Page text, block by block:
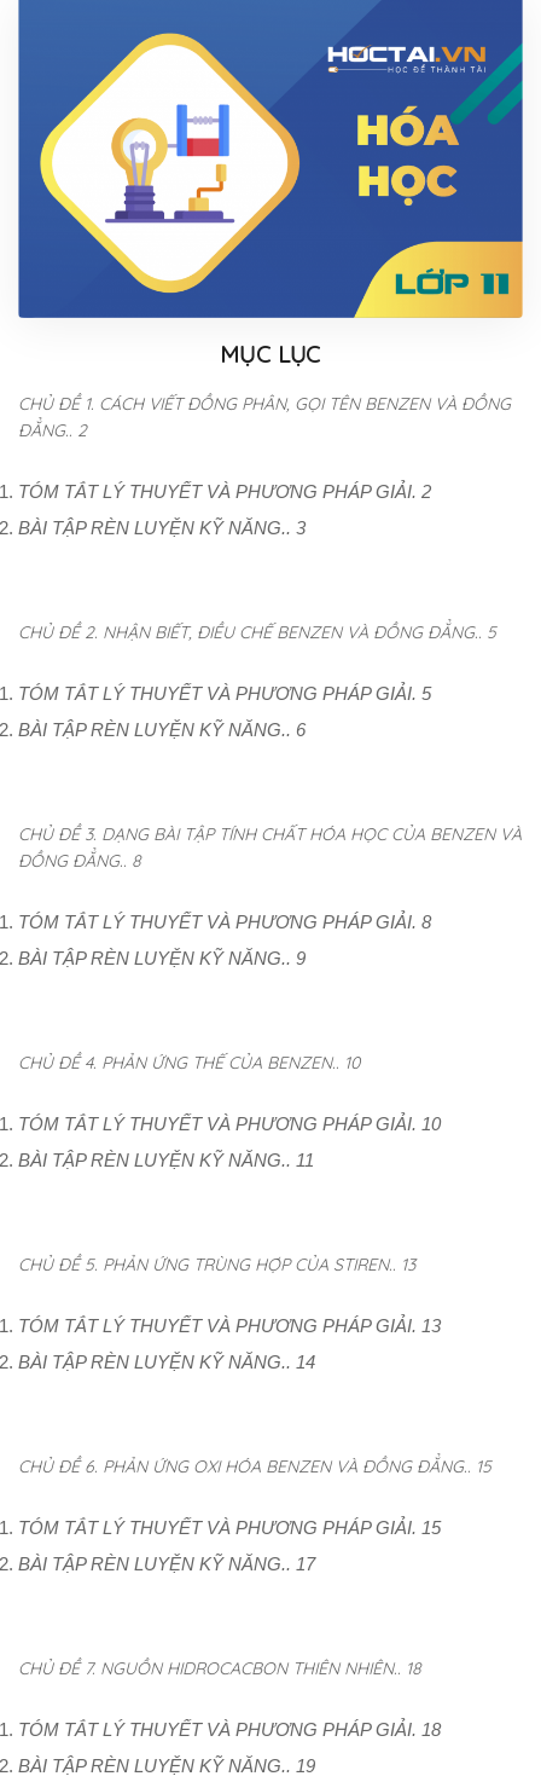
MỤC LỤC
CHỦ ĐỀ 1. CÁCH VIẾT ĐỒNG PHÂN, GỌI TÊN BENZEN VÀ ĐỒNG
ĐẲNG.. 2
TÓM TẮT LÝ THUYẾT VÀ PHƯƠNG PHÁP GIẢI. 2
BÀI TẬP RÈN LUYỆN KỸ NĂNG.. 3
CHỦ ĐỀ 2. NHẬN BIẾT, ĐIỀU CHẾ BENZEN VÀ ĐỒNG ĐẲNG.. 5
TÓM TẮT LÝ THUYẾT VÀ PHƯƠNG PHÁP GIẢI. 5
BÀI TẬP RÈN LUYỆN KỸ NĂNG.. 6
CHỦ ĐỀ 3. DẠNG BÀI TẬP TÍNH CHẤT HÓA HỌC CỦA BENZEN VÀ
ĐỒNG ĐẲNG.. 8
TÓM TẮT LÝ THUYẾT VÀ PHƯƠNG PHÁP GIẢI. 8
BÀI TẬP RÈN LUYỆN KỸ NĂNG.. 9
CHỦ ĐỀ 4. PHẢN ỨNG THẾ CỦA BENZEN.. 10
TÓM TẮT LÝ THUYẾT VÀ PHƯƠNG PHÁP GIẢI. 10
BÀI TẬP RÈN LUYỆN KỸ NĂNG.. 11
CHỦ ĐỀ 5. PHẢN ỨNG TRÙNG HỢP CỦA STIREN.. 13
TÓM TẮT LÝ THUYẾT VÀ PHƯƠNG PHÁP GIẢI. 13
BÀI TẬP RÈN LUYỆN KỸ NĂNG.. 14
CHỦ ĐỀ 6. PHẢN ỨNG OXI HÓA BENZEN VÀ ĐỒNG ĐẲNG.. 15
TÓM TẮT LÝ THUYẾT VÀ PHƯƠNG PHÁP GIẢI. 15
BÀI TẬP RÈN LUYỆN KỸ NĂNG.. 17
CHỦ ĐỀ 7. NGUỒN HIDROCACBON THIÊN NHIÊN.. 18
TÓM TẮT LÝ THUYẾT VÀ PHƯƠNG PHÁP GIẢI. 18
BÀI TẬP RÈN LUYỆN KỸ NĂNG.. 19